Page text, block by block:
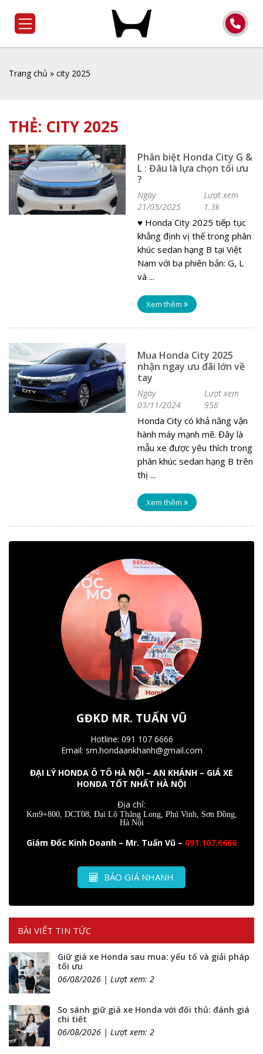
Trang chủ » city 2025
THẺ: CITY 2025
Phân biệt Honda City G &
L : Đâu là lựa chọn tối ưu
?
Ngày
21/05/2025
Lượt xem
1.3k
♥️ Honda City 2025 tiếp tục
khẳng định vị thế trong phân
khúc sedan hạng B tại Việt
Nam với ba phiên bản: G, L
và ...
Xem thêm
Mua Honda City 2025
nhận ngay ưu đãi lớn về
tay
Ngày
03/11/2024
Lượt xem
958
Honda City có khả năng vận
hành máy mạnh mẽ. Đây là
mẫu xe được yêu thích trong
phân khúc sedan hạng B trên
thị ...
Xem thêm
GĐKD MR. TUẤN VŨ
Hotline: 091 107 6666
Email: sm.hondaankhanh@gmail.com
ĐẠI LÝ HONDA Ô TÔ HÀ NỘI – AN KHÁNH – GIÁ XE
HONDA TỐT NHẤT HÀ NỘI
Địa chỉ:
Km9+800, DCT08, Đại Lộ Thăng Long, Phú Vinh, Sơn Đồng,
Hà Nội
Giám Đốc Kinh Doanh – Mr. Tuấn Vũ – 091.107.6666
BÁO GIÁ NHANH
BÀI VIẾT TIN TỨC
Giữ giá xe Honda sau mua: yếu tố và giải pháp
tối ưu
06/08/2026 | Lượt xem: 2
So sánh giữ giá xe Honda với đối thủ: đánh giá
chi tiết
06/08/2026 | Lượt xem: 2